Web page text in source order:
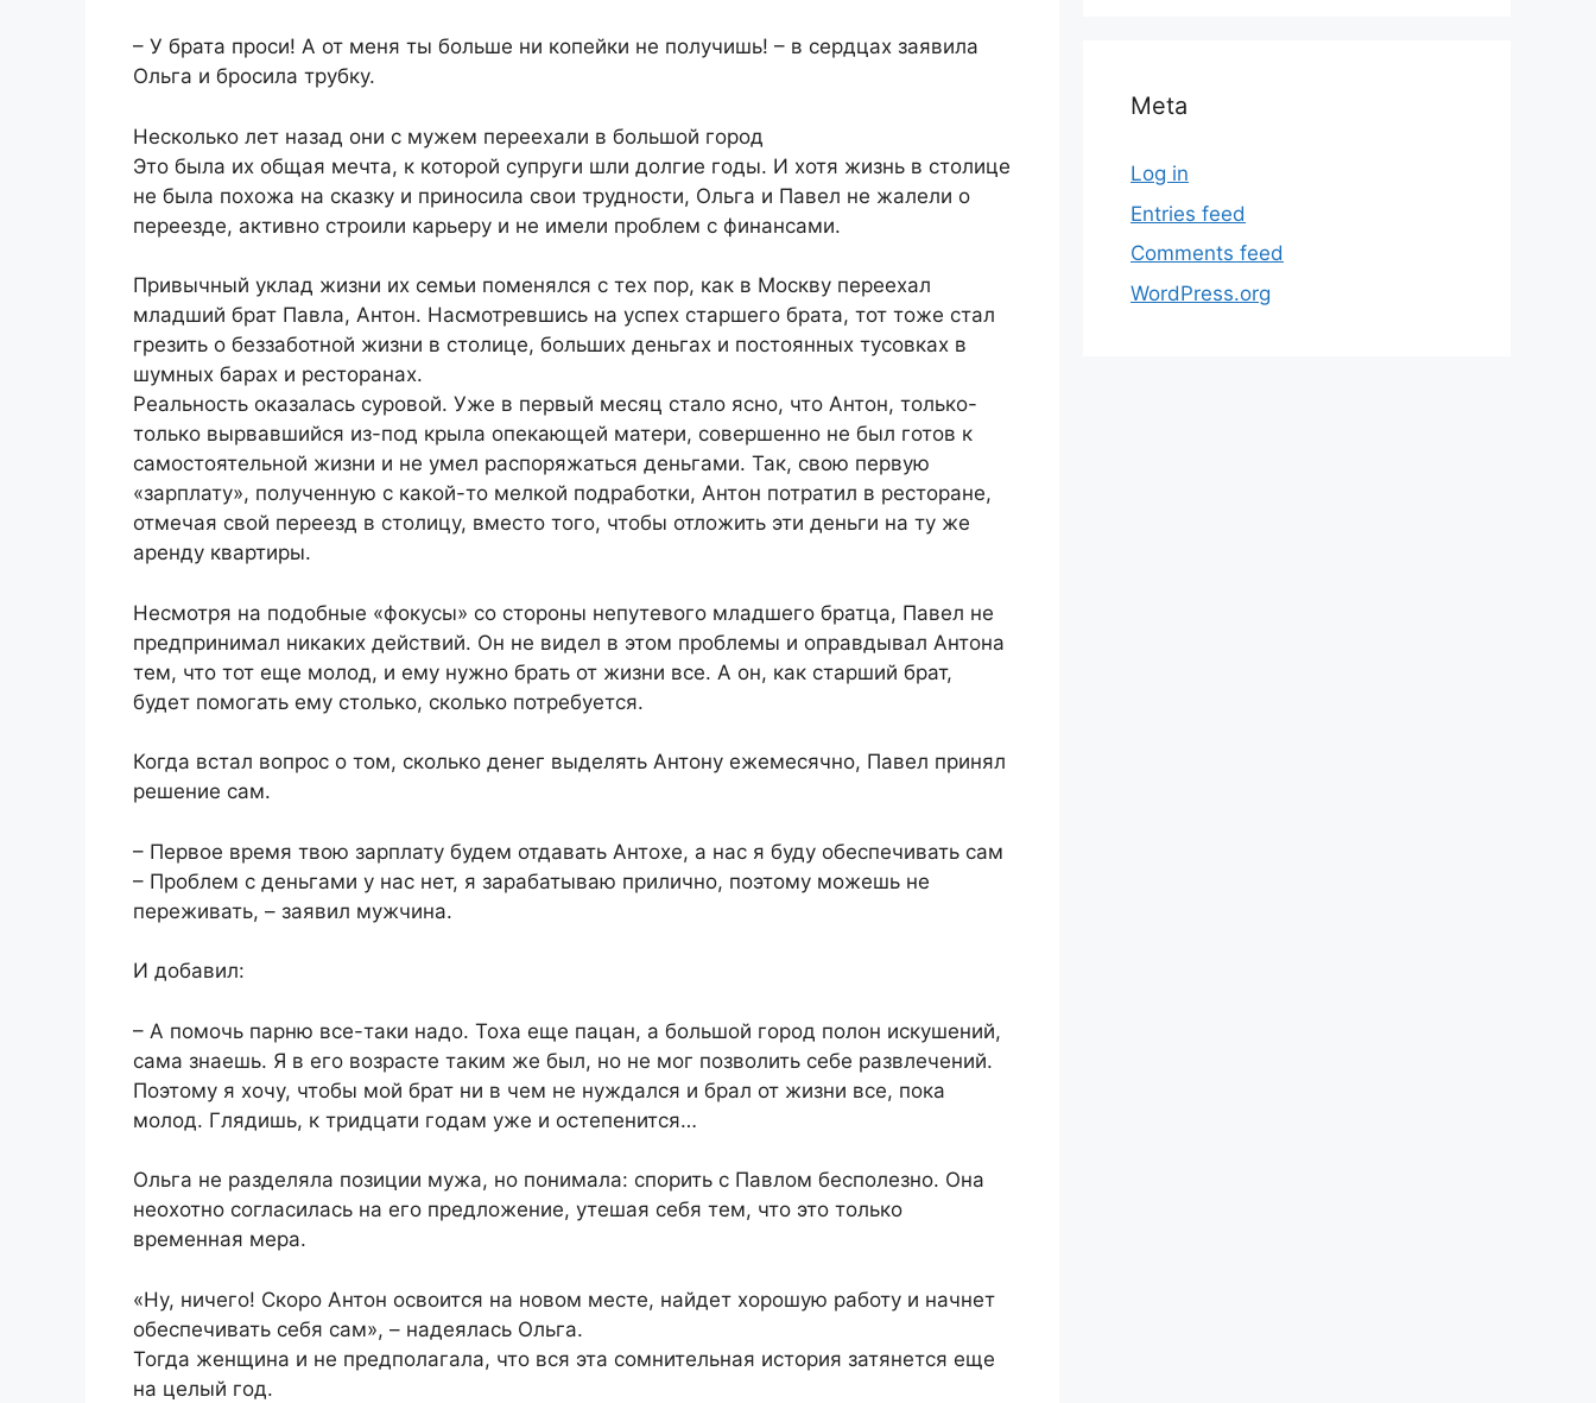
– У брата проси! А от меня ты больше ни копейки не получишь! – в сердцах заявила
Ольга и бросила трубку.
Несколько лет назад они с мужем переехали в большой город
Это была их общая мечта, к которой супруги шли долгие годы. И хотя жизнь в столице
не была похожа на сказку и приносила свои трудности, Ольга и Павел не жалели о
переезде, активно строили карьеру и не имели проблем с финансами.
Привычный уклад жизни их семьи поменялся с тех пор, как в Москву переехал
младший брат Павла, Антон. Насмотревшись на успех старшего брата, тот тоже стал
грезить о беззаботной жизни в столице, больших деньгах и постоянных тусовках в
шумных барах и ресторанах.
Реальность оказалась суровой. Уже в первый месяц стало ясно, что Антон, только-
только вырвавшийся из-под крыла опекающей матери, совершенно не был готов к
самостоятельной жизни и не умел распоряжаться деньгами. Так, свою первую
«зарплату», полученную с какой-то мелкой подработки, Антон потратил в ресторане,
отмечая свой переезд в столицу, вместо того, чтобы отложить эти деньги на ту же
аренду квартиры.
Несмотря на подобные «фокусы» со стороны непутевого младшего братца, Павел не
предпринимал никаких действий. Он не видел в этом проблемы и оправдывал Антона
тем, что тот еще молод, и ему нужно брать от жизни все. А он, как старший брат,
будет помогать ему столько, сколько потребуется.
Когда встал вопрос о том, сколько денег выделять Антону ежемесячно, Павел принял
решение сам.
– Первое время твою зарплату будем отдавать Антохе, а нас я буду обеспечивать сам
– Проблем с деньгами у нас нет, я зарабатываю прилично, поэтому можешь не
переживать, – заявил мужчина.
И добавил:
– А помочь парню все-таки надо. Тоха еще пацан, а большой город полон искушений,
сама знаешь. Я в его возрасте таким же был, но не мог позволить себе развлечений.
Поэтому я хочу, чтобы мой брат ни в чем не нуждался и брал от жизни все, пока
молод. Глядишь, к тридцати годам уже и остепенится…
Ольга не разделяла позиции мужа, но понимала: спорить с Павлом бесполезно. Она
неохотно согласилась на его предложение, утешая себя тем, что это только
временная мера.
«Ну, ничего! Скоро Антон освоится на новом месте, найдет хорошую работу и начнет
обеспечивать себя сам», – надеялась Ольга.
Тогда женщина и не предполагала, что вся эта сомнительная история затянется еще
на целый год.
Meta
Log in
Entries feed
Comments feed
WordPress.org